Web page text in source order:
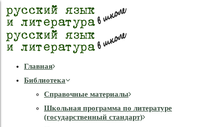
Главная
Библиотека
Справочные материалы
Школьная программа по литературе
(государственный стандарт)